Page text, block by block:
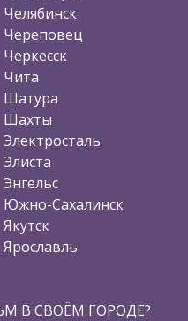
Челябинск
Череповец
Черкесск
Чита
Шатура
Шахты
Электросталь
Элиста
Энгельс
Южно-Сахалинск
Якутск
Ярославль
В СВОЁМ ГОРОДЕ?